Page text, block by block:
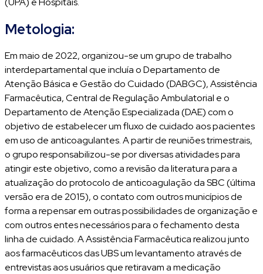
Metologia:
Em maio de 2022, organizou-se um grupo de trabalho
interdepartamental que incluía o Departamento de
Atenção Básica e Gestão do Cuidado (DABGC), Assistência
Farmacêutica, Central de Regulação Ambulatorial e o
Departamento de Atenção Especializada (DAE) com o
objetivo de estabelecer um fluxo de cuidado aos pacientes
em uso de anticoagulantes. A partir de reuniões trimestrais,
o grupo responsabilizou-se por diversas atividades para
atingir este objetivo, como a revisão da literatura para a
atualização do protocolo de anticoagulação da SBC (última
versão era de 2015), o contato com outros municípios de
forma a repensar em outras possibilidades de organização e
com outros entes necessários para o fechamento desta
linha de cuidado. A Assistência Farmacêutica realizou junto
aos farmacêuticos das UBS um levantamento através de
entrevistas aos usuários que retiravam a medicação